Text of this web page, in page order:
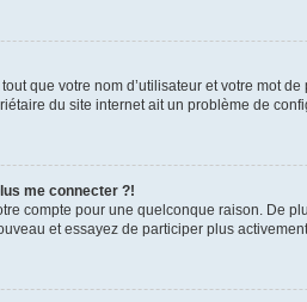
que votre nom d’utilisateur et votre mot
du site internet ait un problème de
me connecter ?!
compte pour une quelconque raison.
et essayez de participer plus